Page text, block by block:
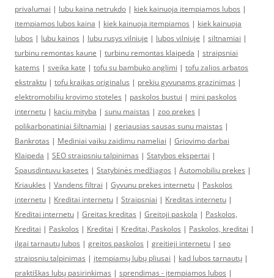
privalumai | lubu kaina netrukdo | kiek kainuoja itempiamos lubos |
itempiamos lubos kaina | kiek kainuoja itempiamos | kiek kainuoja
lubos | lubu kainos | lubu rusys vilniuje | lubos vilniuje | siltnamiai |
turbinu remontas kaune | turbinu remontas klaipeda | straipsniai
katems | sveika kate | tofu su bambuko anglimi | tofu zalios arbatos
ekstraktu | tofu kraikas originalus | prekiu gyvunams grazinimas |
elektromobiliu krovimo stoteles | paskolos bustui | mini paskolos
internetu | kaciu mityba | sunu maistas | zoo prekes |
polikarbonatiniai šiltnamiai | geriausias sausas sunu maistas |
Bankrotas | Mediniai vaiku zaidimu nameliai | Griovimo darbai
Klaipeda | SEO straipsniu talpinimas | Statybos ekspertai |
Spausdintuvu kasetes | Statybinės medžiagos | Automobiliu prekes |
Kriaukles | Vandens filtrai | Gyvunu prekes internetu | Paskolos
internetu | Kreditai internetu | Straipsniai | Kreditas internetu |
Kreditai internetu | Greitas kreditas | Greitoji paskola | Paskolos,
Kreditai | Paskolos | Kreditai | Kreditai, Paskolos | Paskolos, kreditai |
ilgai tarnautų lubos | greitos paskolos | greitieji internetu | seo
straipsniu talpinimas | įtempiamų lubų pliusai | kad lubos tarnautų |
praktiškas lubų pasirinkimas | sprendimas - įtempiamos lubos |